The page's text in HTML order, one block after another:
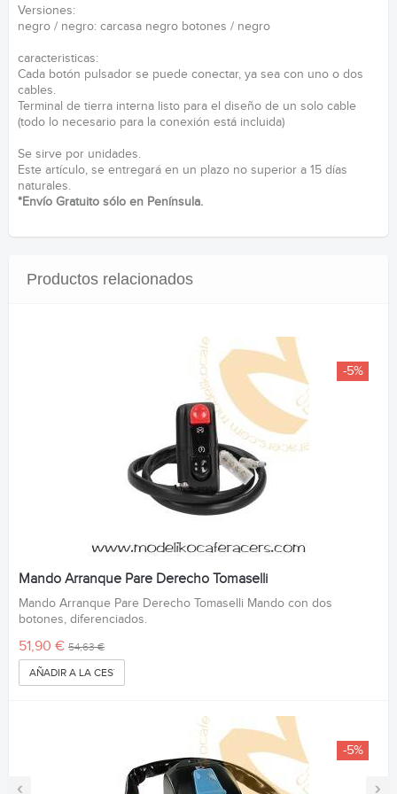
Versiones:
negro / negro: carcasa negro botones / negro
caracteristicas:
Cada botón pulsador se puede conectar, ya sea con uno o dos
cables.
Terminal de tierra interna listo para el diseño de un solo cable
(todo lo necesario para la conexión está incluida)
Se sirve por unidades.
Este artículo, se entregará en un plazo no superior a 15 días
naturales.
*Envío Gratuito sólo en Península.
Productos relacionados
‹ ›
-5%
Mando Arranque Pare Derecho Tomaselli
Mando Arranque Pare Derecho Tomaselli Mando con dos
botones, diferenciados.
51,90 € 54,63 €
AÑADIR A LA CESTA
-5%